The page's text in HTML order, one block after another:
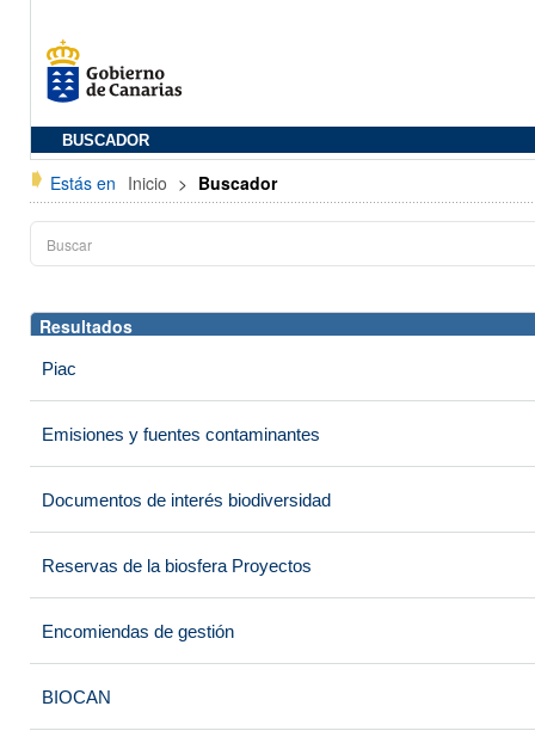
BUSCADOR
Estás en Inicio > Buscador
Resultados
Piac
Emisiones y fuentes contaminantes
Documentos de interés biodiversidad
Reservas de la biosfera Proyectos
Encomiendas de gestión
BIOCAN